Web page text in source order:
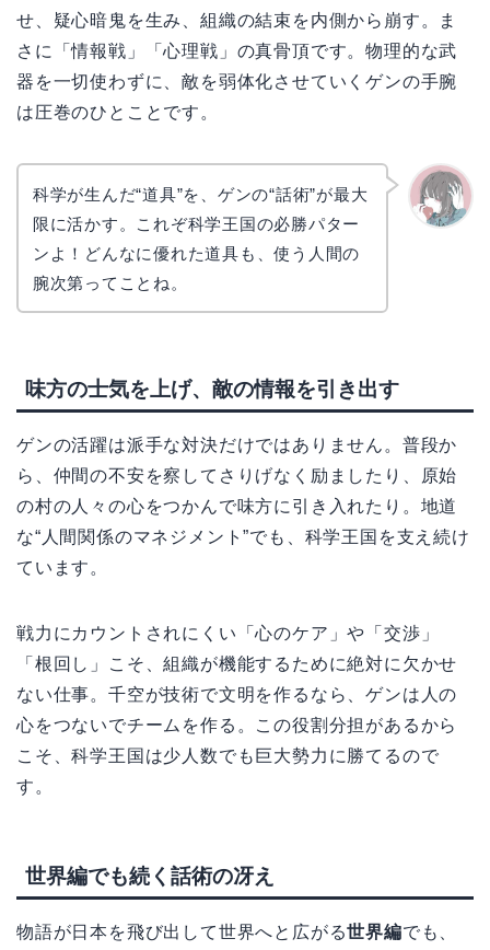
せ、疑心暗鬼を生み、組織の結束を内側から崩す。ま
さに「情報戦」「心理戦」の真骨頂です。物理的な武
器を一切使わずに、敵を弱体化させていくゲンの手腕
は圧巻のひとことです。
科学が生んだ“道具”を、ゲンの“話術”が最大
限に活かす。これぞ科学王国の必勝パター
ンよ！どんなに優れた道具も、使う人間の
腕次第ってことね。
味方の士気を上げ、敵の情報を引き出す
ゲンの活躍は派手な対決だけではありません。普段か
ら、仲間の不安を察してさりげなく励ましたり、原始
の村の人々の心をつかんで味方に引き入れたり。地道
な“人間関係のマネジメント”でも、科学王国を支え続け
ています。
戦力にカウントされにくい「心のケア」や「交渉」
「根回し」こそ、組織が機能するために絶対に欠かせ
ない仕事。千空が技術で文明を作るなら、ゲンは人の
心をつないでチームを作る。この役割分担があるから
こそ、科学王国は少人数でも巨大勢力に勝てるので
す。
世界編でも続く話術の冴え
物語が日本を飛び出して世界へと広がる世界編でも、